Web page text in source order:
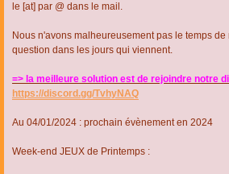
le [at] par @ dans le mail.
Nous n'avons malheureusement pas le temps
question dans les jours qui viennent.
=> la meilleure solution est de rejoindre notre
https://discord.gg/TvhyNAQ
Au 04/01/2024 : prochain évènement en 2024
Week-end JEUX de Printemps :